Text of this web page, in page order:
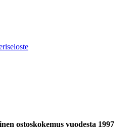
ostoskokemus vuodesta 1997